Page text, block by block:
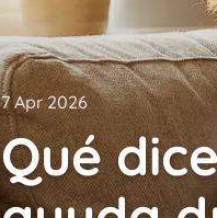
7 Apr 2026
Qué